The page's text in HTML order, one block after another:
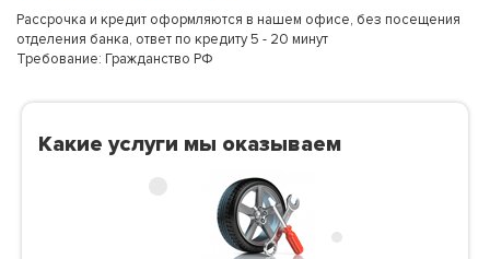
Рассрочка и кредит оформляются в нашем офисе, без посещения
отделения банка, ответ по кредиту 5 - 20 минут
Требование: Гражданство РФ
Какие услуги мы оказываем